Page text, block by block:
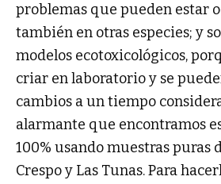
problemas que pueden estar
también en otras especies; y
modelos ecotoxicológicos,
criar en laboratorio y se
cambios a un tiempo
alarmante que encontramos
100% usando muestras puras
Crespo y Las Tunas. Para